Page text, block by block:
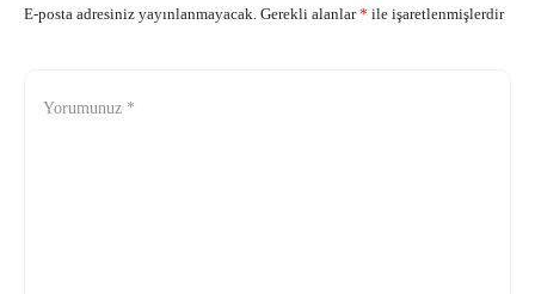
E-posta adresiniz yayınlanmayacak. Gerekli alanlar* ile işaretlenmişlerdir